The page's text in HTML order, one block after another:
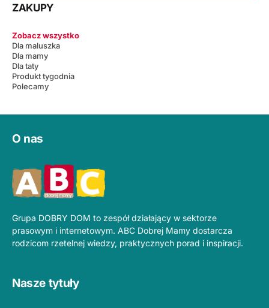
ZAKUPY
Zobacz wszystko
Dla maluszka
Dla mamy
Dla taty
Produkt tygodnia
Polecamy
O nas
Grupa DOBRY DOM to zespół działający w sektorze
prasowym i internetowym. ABC Dobrej Mamy dostarcza
rodzicom rzetelnej wiedzy, praktycznych porad i inspiracji.
Nasze tytuły